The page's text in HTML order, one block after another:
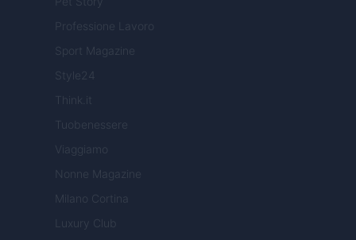
Professione Lavoro
Sport Magazine
Style24
Think.it
Tuobenessere
Viaggiamo
Nonne Magazine
Milano Cortina
Luxury Club